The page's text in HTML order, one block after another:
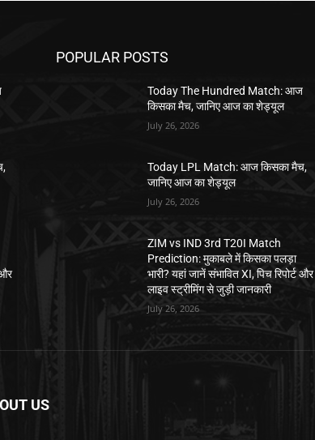
और
POPULAR POSTS
Today The Hundred Match: आज
किसका मैच, जानिए आज का शेड्यूल
July 26, 2026
Today LPL Match: आज किसका मैच,
जानिए आज का शेड्यूल
July 26, 2026
ZIM vs IND 3rd T20I Match
Prediction: मुकाबले में किसका पलड़ा
भारी? यहां जानें संभावित XI, पिच रिपोर्ट और
लाइव स्ट्रीमिंग से जुड़ी जानकारी
July 26, 2026
US